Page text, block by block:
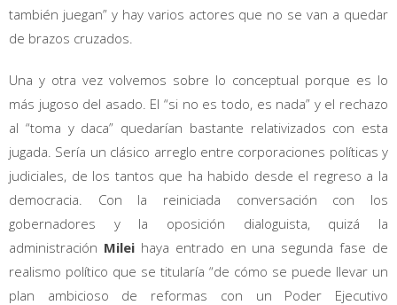
también juegan” y hay varios actores que no se van a quedar
de brazos cruzados.
Una y otra vez volvemos sobre lo conceptual porque es lo
más jugoso del asado. El “si no es todo, es nada” y el rechazo
al “toma y daca” quedarían bastante relativizados con esta
jugada. Sería un clásico arreglo entre corporaciones políticas y
judiciales, de los tantos que ha habido desde el regreso a la
democracia. Con la reiniciada conversación con los
gobernadores y la oposición dialoguista, quizá la
administración Mileihaya entrado en una segunda fase de
realismo político que se titularía “de cómo se puede llevar un
plan ambicioso de reformas con un Poder Ejecutivo